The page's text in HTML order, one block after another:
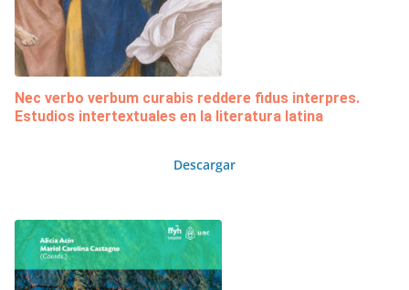
Nec verbo verbum curabis reddere fidus interpres.
Estudios intertextuales en la literatura latina
Descargar